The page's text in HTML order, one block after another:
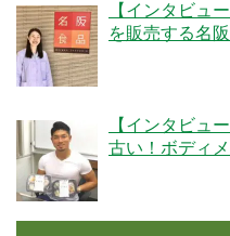
【インタビュ
を販売する名
【インタビュ
古い！ボディ